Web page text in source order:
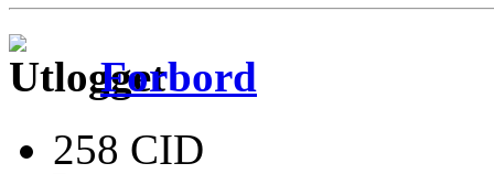
Forbord
258 CID